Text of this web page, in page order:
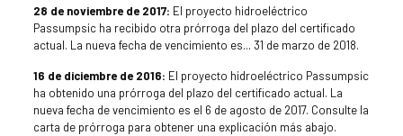
28 de noviembre de 2017: El proyecto hidroeléctrico
Passumpsic ha recibido otra prórroga del plazo del certificado
actual. La nueva fecha de vencimiento es... 31 de marzo de 2018.
16 de diciembre de 2016: El proyecto hidroeléctrico Passumpsic
ha obtenido una prórroga del plazo del certificado actual. La
nueva fecha de vencimiento es el 6 de agosto de 2017. Consulte la
carta de prórroga para obtener una explicación más abajo.